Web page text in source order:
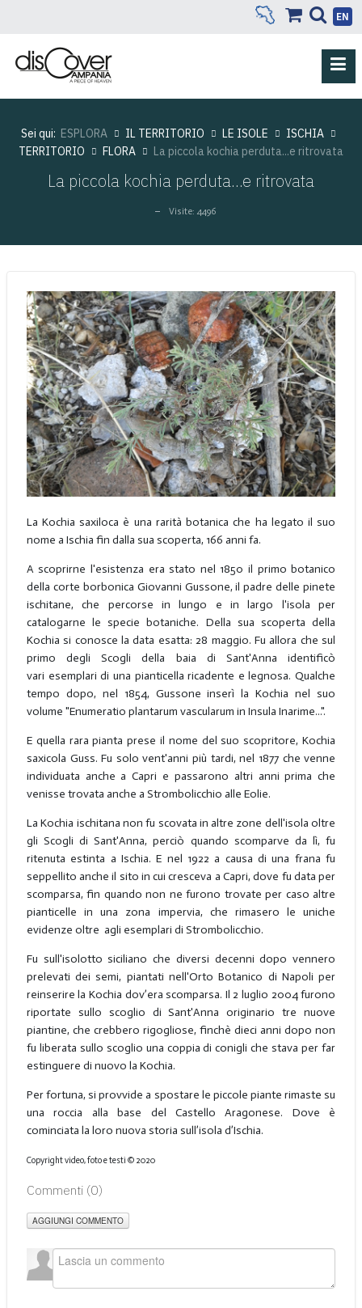
EN
Sei qui: ESPLORA IL TERRITORIO LE ISOLE
ISCHIA
TERRITORIO
FLORA La piccola kochia perduta...e ritrovata
La piccola kochia perduta...e ritrovata
Visite: 4496
La Kochia saxiloca è una rarità botanica che ha legato il suo
nome a Ischia fin dalla sua scoperta, 166 anni fa.
A scoprirne l'esistenza era stato nel 1850 il primo botanico
della corte borbonica Giovanni Gussone, il padre delle pinete
ischitane, che percorse in lungo e in largo l'isola per
catalogarne le specie botaniche. Della sua scoperta della
Kochia si conosce la data esatta: 28 maggio. Fu allora che sul
primo degli Scogli della baia di Sant'Anna identificò
vari esemplari di una pianticella ricadente e legnosa. Qualche
tempo dopo, nel 1854, Gussone inserì la Kochia nel suo
volume "Enumeratio plantarum vascularum in Insula Inarime...".
E quella rara pianta prese il nome del suo scopritore, Kochia
saxicola Guss. Fu solo vent'anni più tardi, nel 1877 che venne
individuata anche a Capri e passarono altri anni prima che
venisse trovata anche a Strombolicchio alle Eolie.
La Kochia ischitana non fu scovata in altre zone dell'isola oltre
gli Scogli di Sant'Anna, perciò quando scomparve da lì, fu
ritenuta estinta a Ischia. E nel 1922 a causa di una frana fu
seppellito anche il sito in cui cresceva a Capri, dove fu data per
scomparsa, fin quando non ne furono trovate per caso altre
pianticelle in una zona impervia, che rimasero le uniche
evidenze oltre agli esemplari di Strombolicchio.
Fu sull'isolotto siciliano che diversi decenni dopo vennero
prelevati dei semi, piantati nell'Orto Botanico di Napoli per
reinserire la Kochia dov’era scomparsa. Il 2 luglio 2004 furono
riportate sullo scoglio di Sant'Anna originario tre nuove
piantine, che crebbero rigogliose, finchè dieci anni dopo non
fu liberata sullo scoglio una coppia di conigli che stava per far
estinguere di nuovo la Kochia.
Per fortuna, si provvide a spostare le piccole piante rimaste su
una roccia alla base del Castello Aragonese. Dove è
cominciata la loro nuova storia sull’isola d’Ischia.
Copyright video, foto e testi © 2020
Commenti (0)
AGGIUNGI COMMENTO